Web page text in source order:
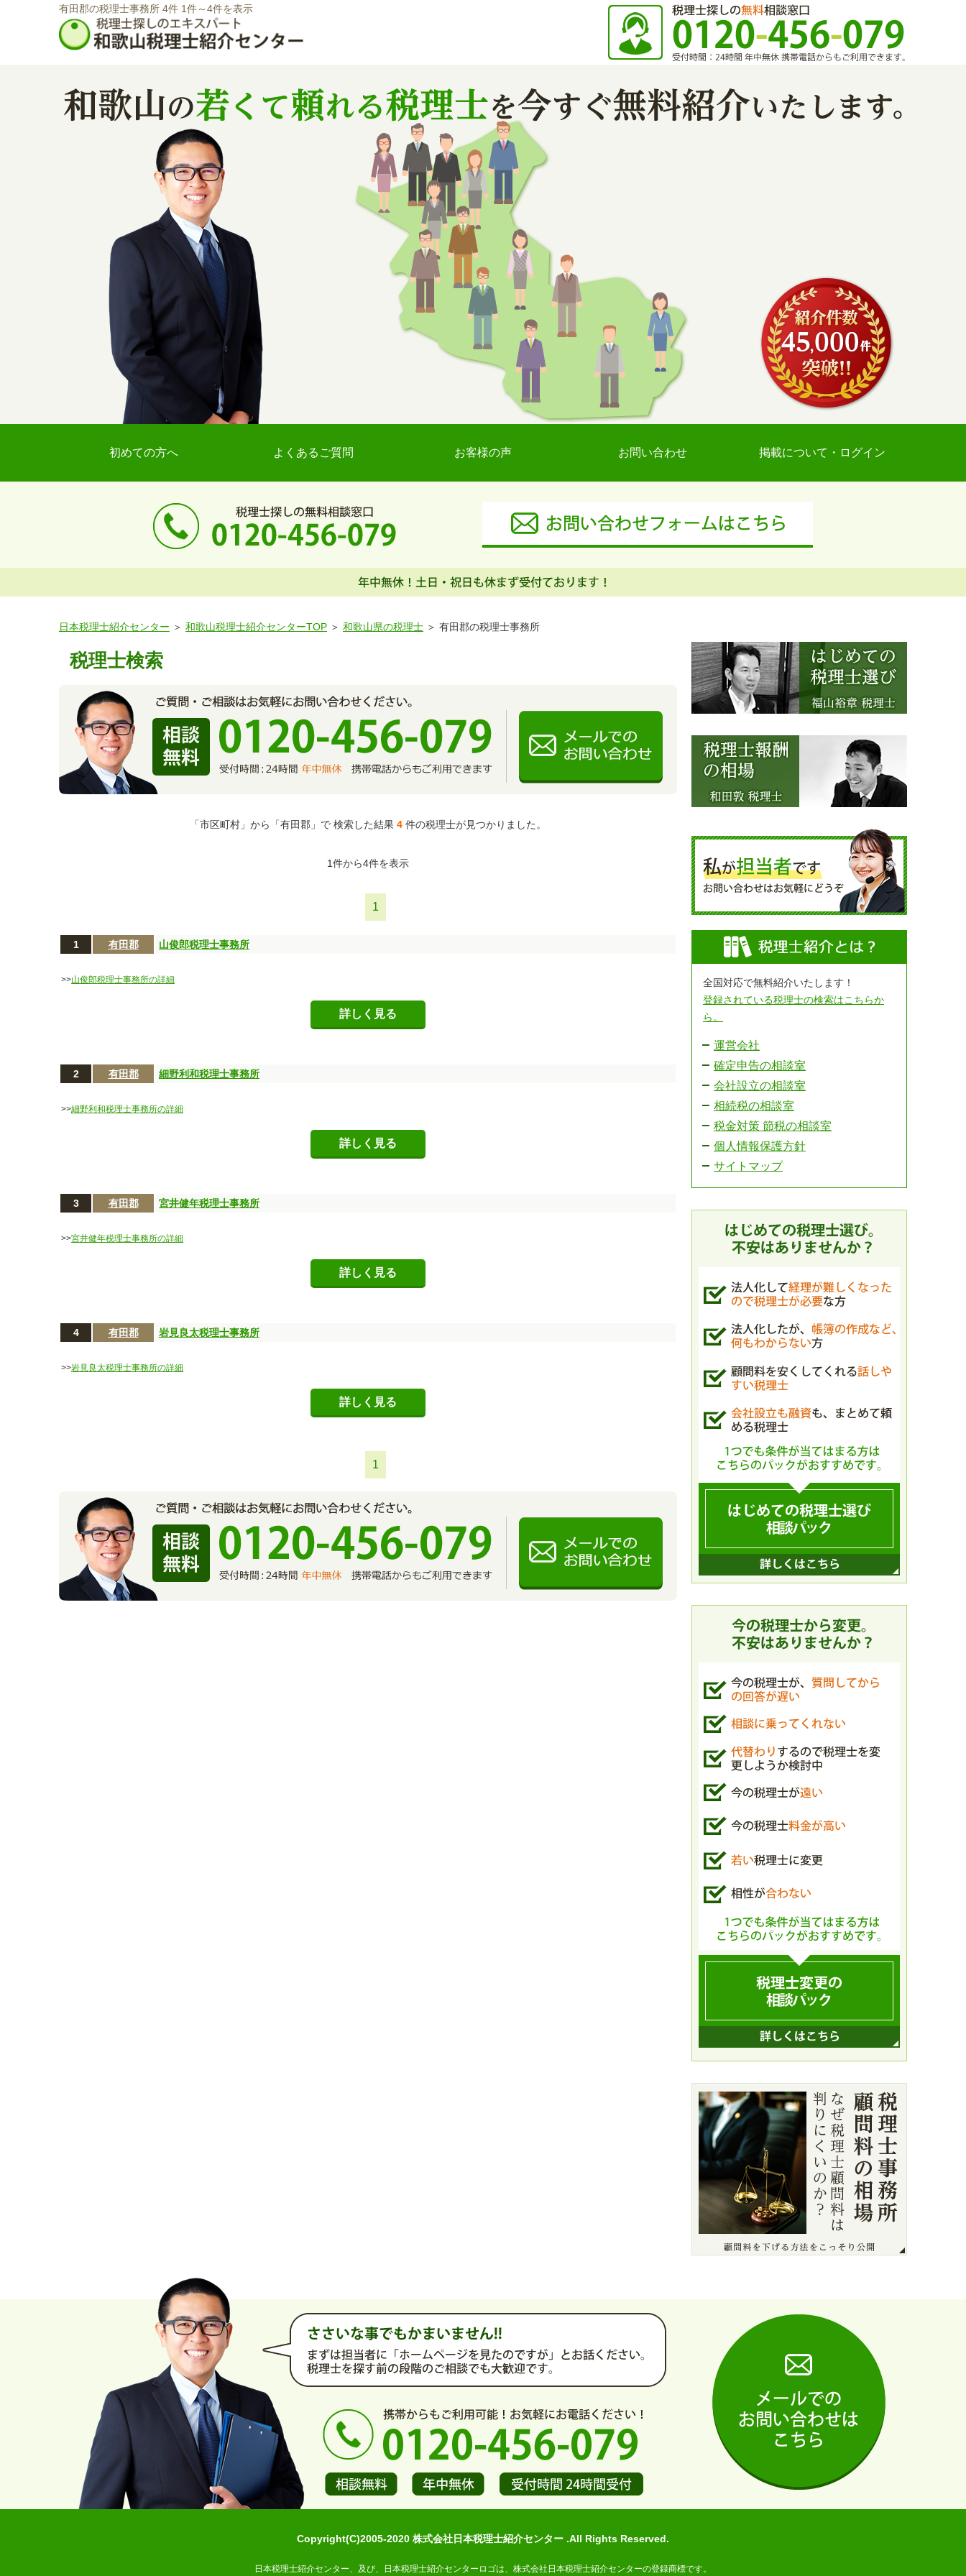
有田郡の税理士事務所 4件 1件～4件を表示
初めての方へ よくあるご質問 お客様の声 お問い合わせ 掲載について・ログイン
日本税理士紹介センター 和歌山税理士紹介センターTOP 和歌山県の税理士 有田郡の税理士事務所
税理士検索
「市区町村」から「有田郡」で 検索した結果 4 件の税理士が見つかりました。
1件から4件を表示
1
1 有田郡 山俊郎税理士事務所
>>山俊郎税理士事務所の詳細
詳しく見る
2 有田郡 細野利和税理士事務所
>>細野利和税理士事務所の詳細
詳しく見る
3 有田郡 宮井健年税理士事務所
>>宮井健年税理士事務所の詳細
詳しく見る
4 有田郡 岩見良太税理士事務所
>>岩見良太税理士事務所の詳細
詳しく見る
1
全国対応で無料紹介いたします！
登録されている税理士の検索はこちらか
ら。
運営会社
確定申告の相談室
会社設立の相談室
相続税の相談室
税金対策 節税の相談室
個人情報保護方針
サイトマップ
Copyright(C)2005-2020 株式会社日本税理士紹介センター .All Rights Reserved.
日本税理士紹介センター、及び、日本税理士紹介センターロゴは、株式会社日本税理士紹介センターの登録商標です。